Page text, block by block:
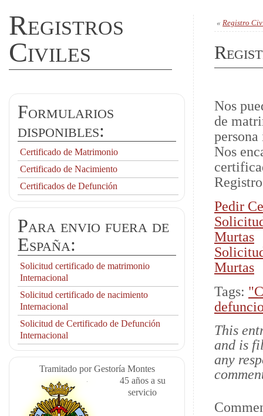
Registros
Civiles
« Registro
Nos
de
Nos
Pedir
Murtas
Murtas
Tags:
This
and is
any
Formularios
disponibles:
Certificado de Matrimonio
Certificado de Nacimiento
Certificados de Defunción
Para envio fuera de
España:
Solicitud certificado de matrimonio
Internacional
Solicitud certificado de nacimiento
Internacional
Solicitud de Certificado de Defunción
Internacional
Tramitado por Gestoría Montes
45 años a su
servicio